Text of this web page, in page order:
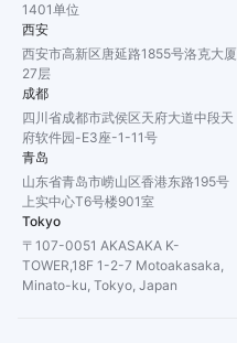
1401单位
西安
西安市高新区唐延路1855号洛克大厦
27层
成都
四川省成都市武侯区天府大道中段天
府软件园-E3座-1-11号
青岛
山东省青岛市崂山区香港东路195号
上实中心T6号楼901室
Tokyo
〒107-0051 AKASAKA K-
TOWER,18F 1-2-7 Motoakasaka,
Minato-ku, Tokyo, Japan